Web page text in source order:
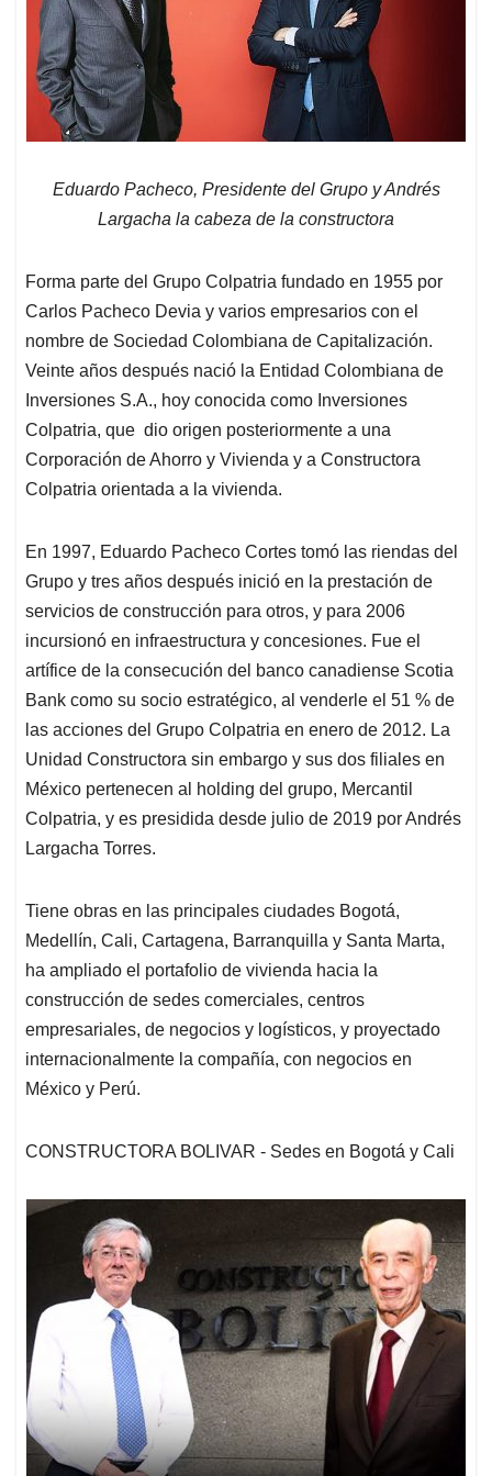
Eduardo Pacheco, Presidente del Grupo y Andrés
Largacha la cabeza de la constructora
Forma parte del Grupo Colpatria fundado en 1955 por
Carlos Pacheco Devia y varios empresarios con el
nombre de Sociedad Colombiana de Capitalización.
Veinte años después nació la Entidad Colombiana de
Inversiones S.A., hoy conocida como Inversiones
Colpatria, que dio origen posteriormente a una
Corporación de Ahorro y Vivienda y a Constructora
Colpatria orientada a la vivienda.
En 1997, Eduardo Pacheco Cortes tomó las riendas del
Grupo y tres años después inició en la prestación de
servicios de construcción para otros, y para 2006
incursionó en infraestructura y concesiones. Fue el
artífice de la consecución del banco canadiense Scotia
Bank como su socio estratégico, al venderle el 51 % de
las acciones del Grupo Colpatria en enero de 2012. La
Unidad Constructora sin embargo y sus dos filiales en
México pertenecen al holding del grupo, Mercantil
Colpatria, y es presidida desde julio de 2019 por Andrés
Largacha Torres.
Tiene obras en las principales ciudades Bogotá,
Medellín, Cali, Cartagena, Barranquilla y Santa Marta,
ha ampliado el portafolio de vivienda hacia la
construcción de sedes comerciales, centros
empresariales, de negocios y logísticos, y proyectado
internacionalmente la compañía, con negocios en
México y Perú.
CONSTRUCTORA BOLIVAR - Sedes en Bogotá y Cali